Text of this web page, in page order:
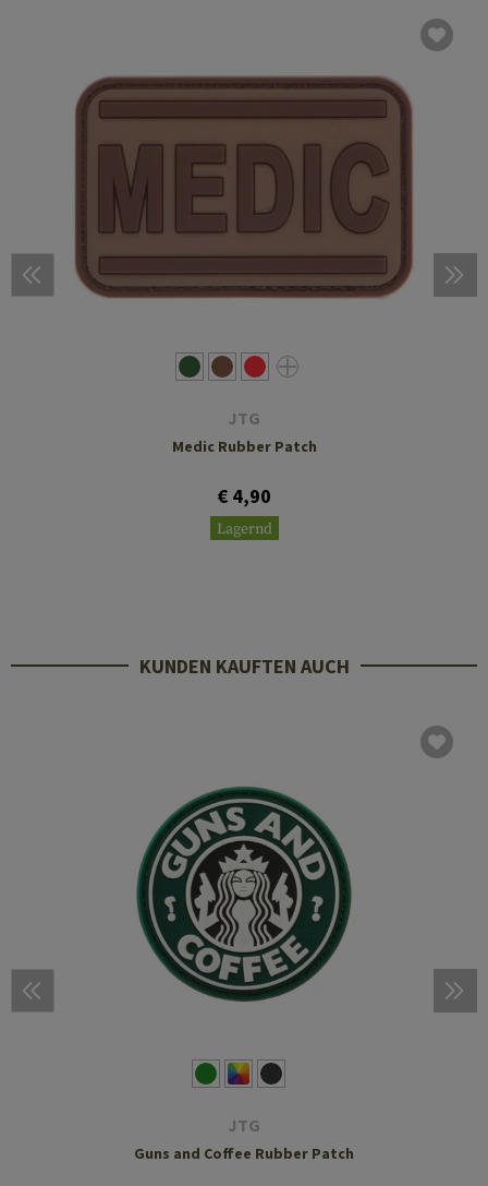
JTG
Medic Rubber Patch
€ 4,90
Lagernd
KUNDEN KAUFTEN AUCH
JTG
Guns and Coffee Rubber Patch